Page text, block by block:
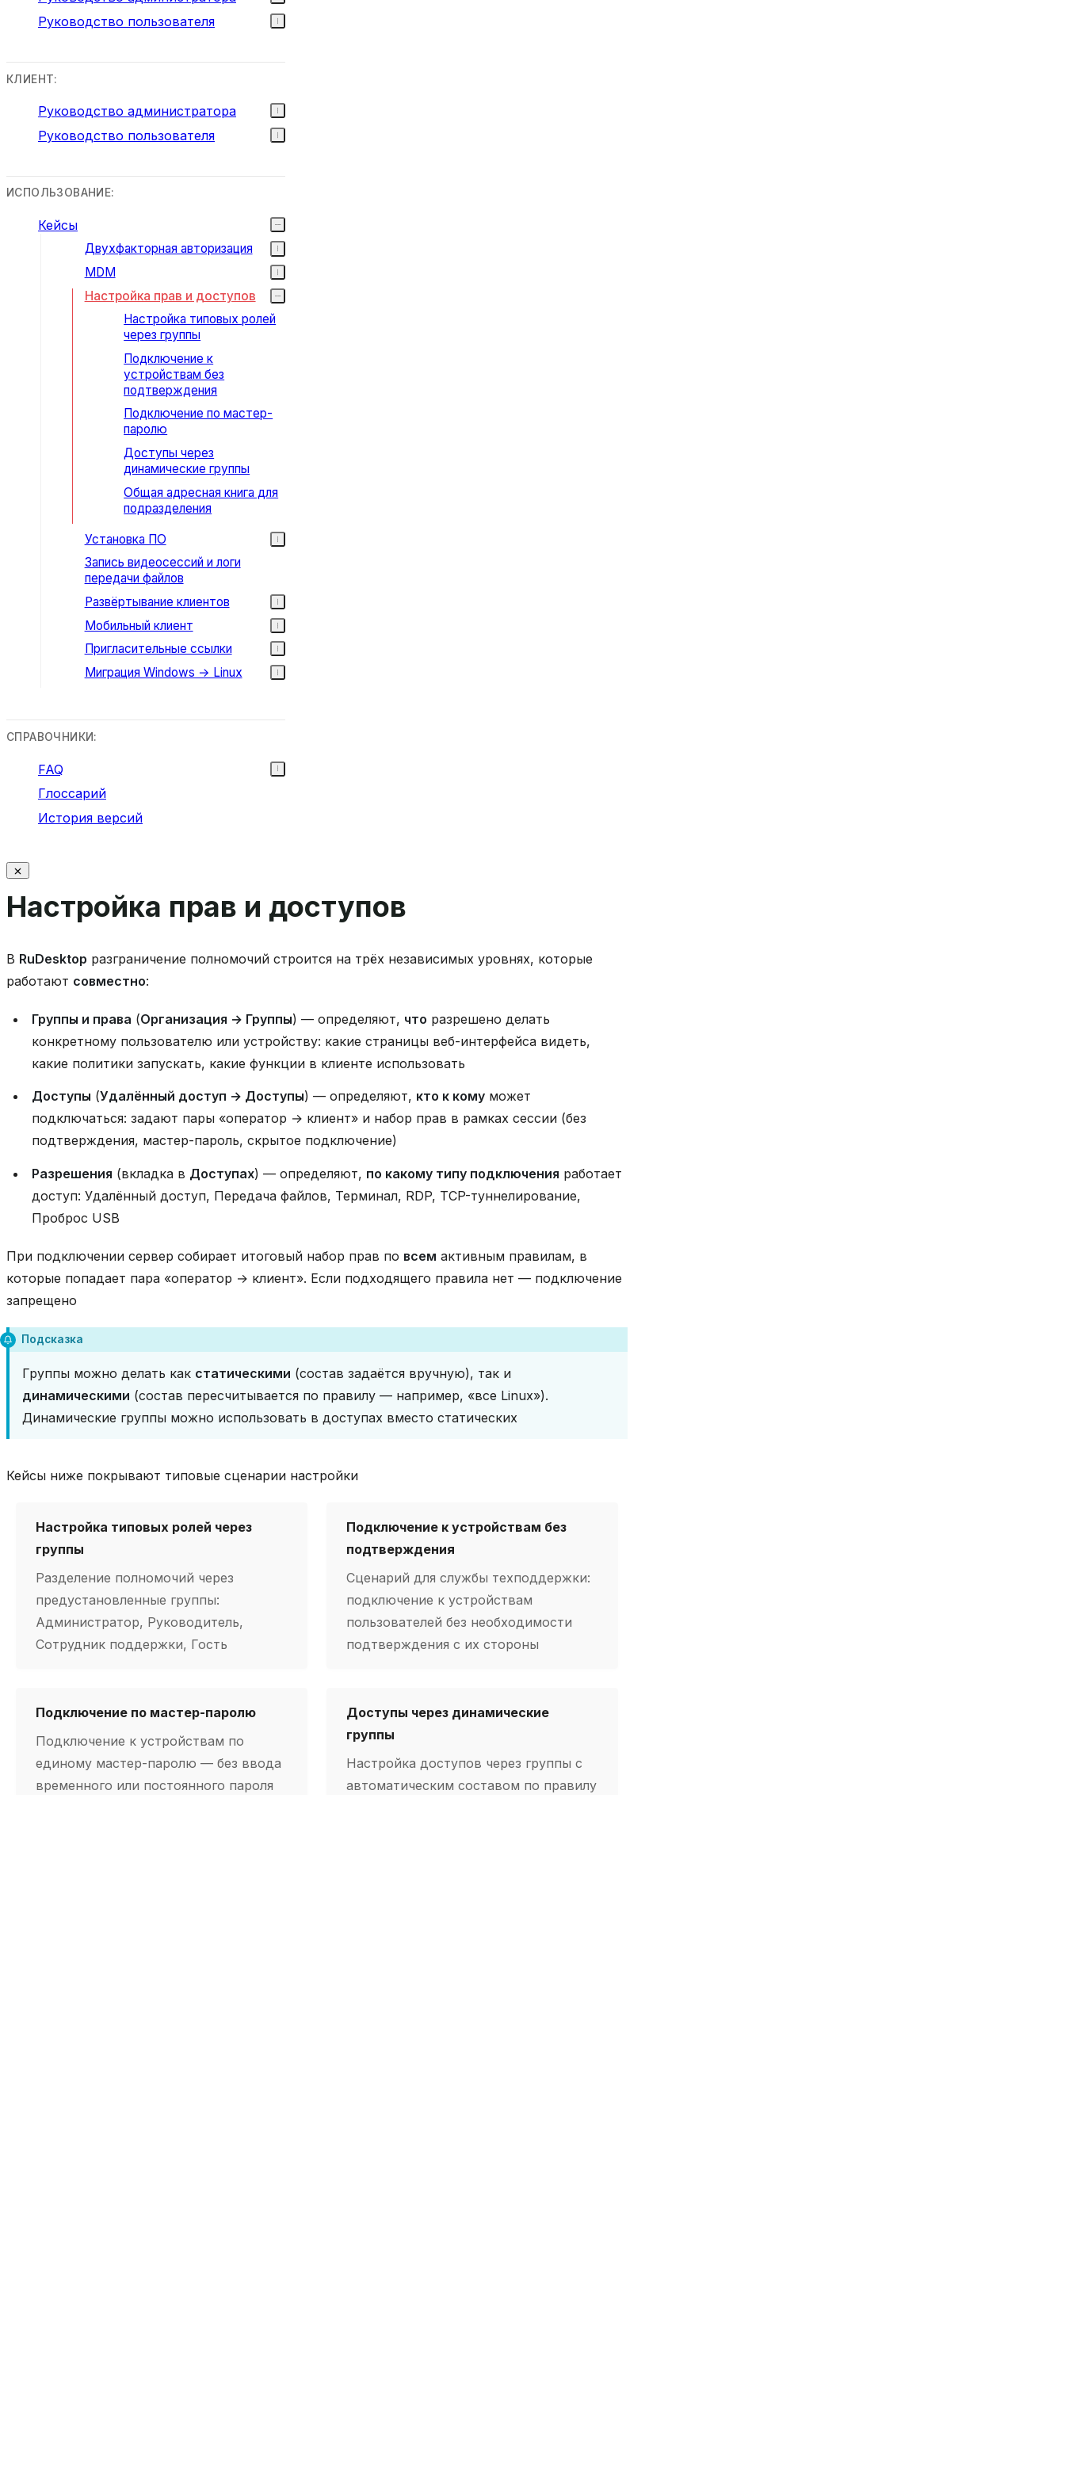
Руководство пользователя
КЛИЕНТ:
Руководство администратора
Руководство пользователя
ИСПОЛЬЗОВАНИЕ:
Кейсы
Двухфакторная авторизация
MDM
Настройка прав и доступов
Настройка типовых ролей
через группы
Подключение к
устройствам без
подтверждения
Подключение по мастер-
паролю
Доступы через
динамические группы
Общая адресная книга для
подразделения
Установка ПО
Запись видеосессий и логи
передачи файлов
Развёртывание клиентов
Мобильный клиент
Пригласительные ссылки
Миграция Windows → Linux
СПРАВОЧНИКИ:
FAQ
Глоссарий
История версий
Настройка прав и доступов
В RuDesktop разграничение полномочий строится на трёх независимых уровнях, которые
работают совместно:
Группы и права (Организация → Группы) — определяют, что разрешено делать
конкретному пользователю или устройству: какие страницы веб-интерфейса видеть,
какие политики запускать, какие функции в клиенте использовать
Доступы (Удалённый доступ → Доступы) — определяют, кто к кому может
подключаться: задают пары «оператор → клиент» и набор прав в рамках сессии (без
подтверждения, мастер-пароль, скрытое подключение)
Разрешения (вкладка в Доступах) — определяют, по какому типу подключения работает
доступ: Удалённый доступ, Передача файлов, Терминал, RDP, TCP-туннелирование,
Проброс USB
При подключении сервер собирает итоговый набор прав по всем активным правилам, в
которые попадает пара «оператор → клиент». Если подходящего правила нет — подключение
запрещено
Подсказка
Группы можно делать как статическими (состав задаётся вручную), так и
динамическими (состав пересчитывается по правилу — например, «все Linux»).
Динамические группы можно использовать в доступах вместо статических
Кейсы ниже покрывают типовые сценарии настройки
Настройка типовых ролей через
группы
Разделение полномочий через
предустановленные группы:
Администратор, Руководитель,
Сотрудник поддержки, Гость
Подключение к устройствам без
подтверждения
Сценарий для службы техподдержки:
подключение к устройствам
пользователей без необходимости
подтверждения с их стороны
Подключение по мастер-паролю
Подключение к устройствам по
единому мастер-паролю — без ввода
временного или постоянного пароля
Доступы через динамические
группы
Настройка доступов через группы с
автоматическим составом по правилу